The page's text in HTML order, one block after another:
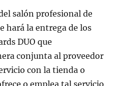
salón profesional de
hará la entrega de los
DUO que
conjunta al proveedor
con la tienda o